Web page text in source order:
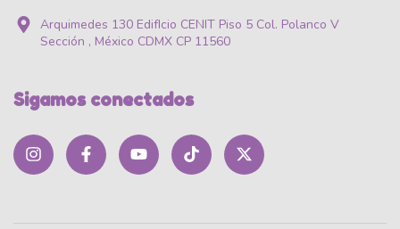
Arquimedes 130 EdifIcio CENIT Piso 5 Col. Polanco V
Sección , México CDMX CP 11560
Sigamos conectados